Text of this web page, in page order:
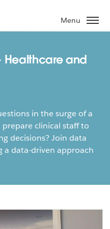
Menu
Healthcare and
in the surge of a
clinical staff to
decisions? Join data
a data-driven approach